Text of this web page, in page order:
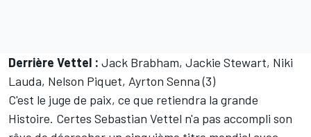
Derrière Vettel : Jack Brabham, Jackie Stewart, Niki
Lauda, Nelson Piquet, Ayrton Senna (3)
C'est le juge de paix, ce que retiendra la grande
Histoire. Certes Sebastian Vettel n'a pas accompli son